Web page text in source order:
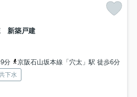
新築戸建
分
京阪石山坂本線「穴太」駅 徒歩6分
下水